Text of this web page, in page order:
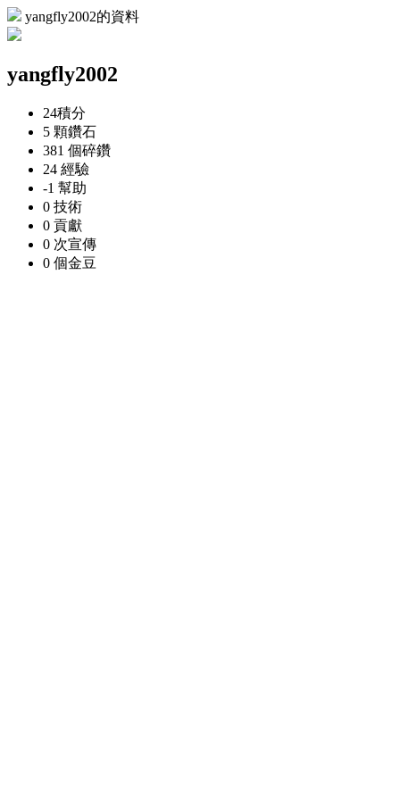
yangfly2002的資料
yangfly2002
24積分
5 顆鑽石
381 個碎鑽
24 經驗
-1 幫助
0 技術
0 貢獻
0 次宣傳
0 個金豆